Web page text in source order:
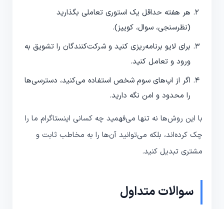
هر هفته حداقل یک استوری تعاملی بگذارید
(نظرسنجی، سوال، کوییز).
برای لایو برنامه‌ریزی کنید و شرکت‌کنندگان را تشویق به
ورود و تعامل کنید.
اگر از اپ‌های سوم شخص استفاده می‌کنید، دسترسی‌ها
را محدود و امن نگه دارید.
با این روش‌ها نه تنها می‌فهمید چه کسانی اینستاگرام ما را
چک کرده‌اند، بلکه می‌توانید آن‌ها را به مخاطب ثابت و
مشتری تبدیل کنید.
سوالات متداول